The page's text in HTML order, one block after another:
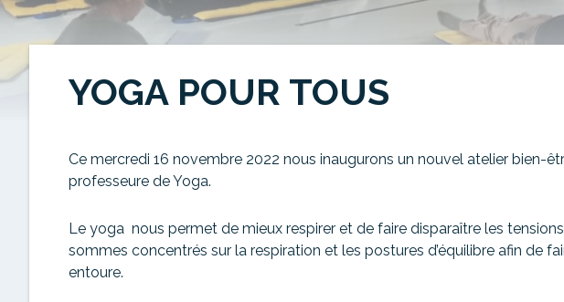
YOGA POUR TOUS
Ce mercredi 16 novembre 2022 nous inaugurons un nouvel atelier bien-
professeure de Yoga.
Le yoga nous permet de mieux respirer et de faire disparaître les
sommes concentrés sur la respiration et les postures d’équilibre afin de
entoure.